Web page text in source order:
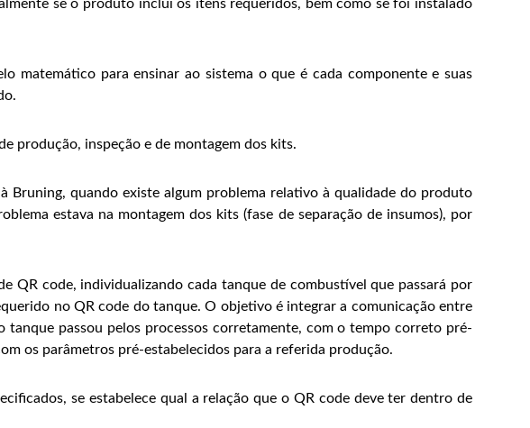
se o produto inclui os itens requeridos, bem como se foi instalado
matemático para ensinar ao sistema o que é cada componente e suas
produção, inspeção e de montagem dos kits.
quando existe algum problema relativo à qualidade do produto
estava na montagem dos kits (fase de separação de insumos), por
QR code, individualizando cada tanque de combustível que passará por
no QR code do tanque. O objetivo é integrar a comunicação entre
passou pelos processos corretamente, com o tempo correto pré-
os parâmetros pré-estabelecidos para a referida produção.
se estabelece qual a relação que o QR code deve ter dentro de